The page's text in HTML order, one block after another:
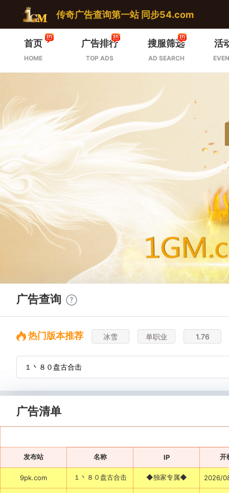
传奇广告查询第一站 同步54.com
首页
HOME
广告排行
TOP ADS
搜服筛选
AD SEARCH
活
广告查询
热门版本推荐 冰雪 单职业 1.76
广告清单
发布站 名称 IP 开
9pk.com １丶８０盘古合击 ◆独家专属◆ 2026/